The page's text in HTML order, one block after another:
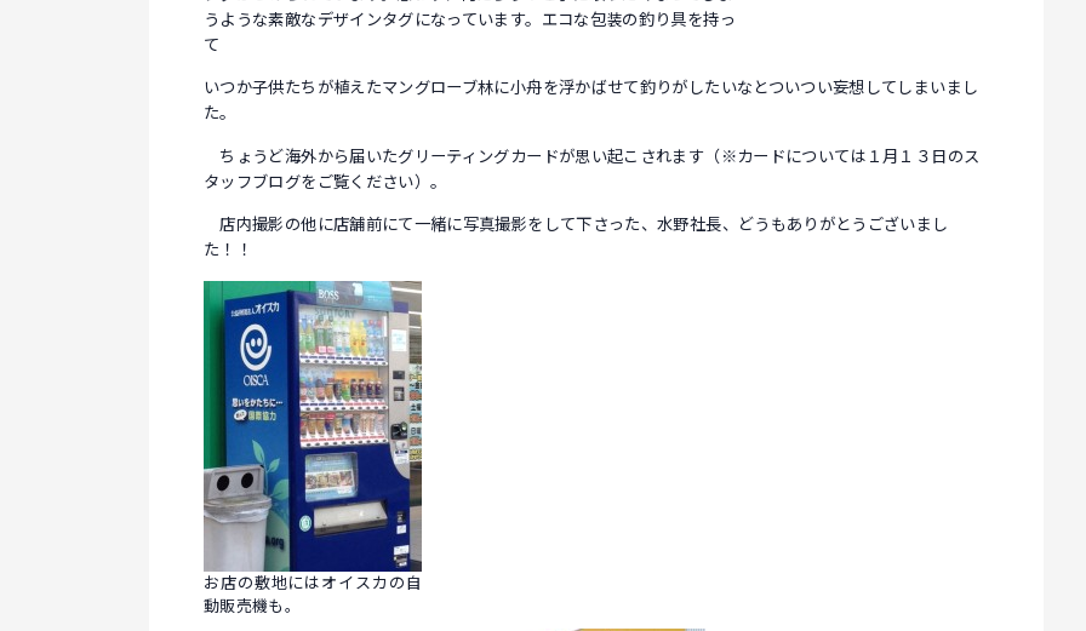
うような素敵なデザインタグになっています。エコな包装の釣り具を持っ
て
いつか子供たちが植えたマングローブ林に小舟を浮かばせて釣りがしたいなとついつい妄想してしまいまし
た。
ちょうど海外から届いたグリーティングカードが思い起こされます（※カードについては１月１３日のス
タッフブログをご覧ください）。
店内撮影の他に店舗前にて一緒に写真撮影をして下さった、水野社長、どうもありがとうございまし
た！！
お店の敷地にはオイスカの自
動販売機も。